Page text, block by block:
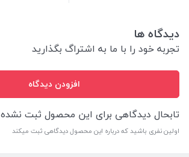
دیدگاه ها
تجربه خود را با ما به اشتراگ بگذارید
افزودن دیدگاه
تابحال دیدگاهی برای این محصول ثبت نشده
اولین نفری باشید که درباره این محصول دیدگاهی ثبت میکند